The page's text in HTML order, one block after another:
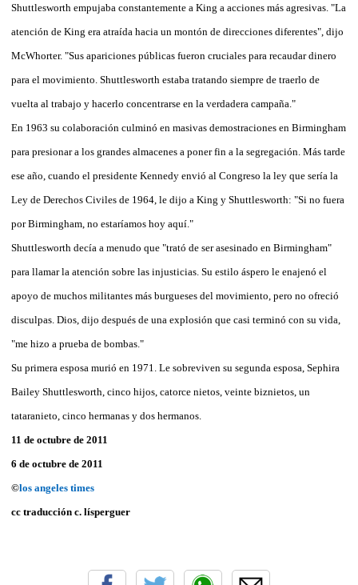
Shuttlesworth empujaba constantemente a King a acciones más agresivas. "La
atención de King era atraída hacia un montón de direcciones diferentes", dijo
McWhorter. "Sus apariciones públicas fueron cruciales para recaudar dinero
para el movimiento. Shuttlesworth estaba tratando siempre de traerlo de
vuelta al trabajo y hacerlo concentrarse en la verdadera campaña."
En 1963 su colaboración culminó en masivas demostraciones en Birmingham
para presionar a los grandes almacenes a poner fin a la segregación. Más tarde
ese año, cuando el presidente Kennedy envió al Congreso la ley que sería la
Ley de Derechos Civiles de 1964, le dijo a King y Shuttlesworth: "Si no fuera
por Birmingham, no estaríamos hoy aquí."
Shuttlesworth decía a menudo que "trató de ser asesinado en Birmingham"
para llamar la atención sobre las injusticias. Su estilo áspero le enajenó el
apoyo de muchos militantes más burgueses del movimiento, pero no ofreció
disculpas. Dios, dijo después de una explosión que casi terminó con su vida,
"me hizo a prueba de bombas."
Su primera esposa murió en 1971. Le sobreviven su segunda esposa, Sephira
Bailey Shuttlesworth, cinco hijos, catorce nietos, veinte biznietos, un
tataranieto, cinco hermanas y dos hermanos.
11 de octubre de 2011
6 de octubre de 2011
©los angeles times
cc traducción c. lísperguer